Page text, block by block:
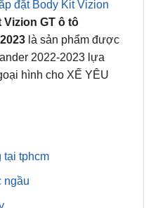
là sản phẩm được
2022-2023 lựa
hình cho XẾ YÊU
tphcm
2023 Tại TPHCM